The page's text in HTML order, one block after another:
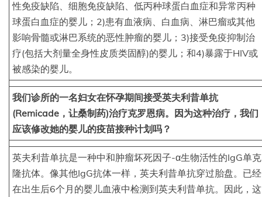
性免疫缺陷、细胞免疫缺陷、低丙种球蛋白血症和异常丙种
球蛋白血症的婴儿；2)患有血液病、白血病、淋巴瘤或其他
影响骨髓或淋巴系统的恶性肿瘤的婴儿；3)接受免疫抑制治
疗(包括大剂量全身性皮质类固醇)的婴儿；和4)暴露于HIV或
被感染的婴儿。
我们诊所的一名妇女在怀孕期间接受英夫利昔单抗
(Remicade，让桑制药)治疗克罗恩病。因为这种治疗，我们
应该修改她的婴儿的疫苗接种计划吗？
英夫利昔单抗是一种中和肿瘤坏死因子-α生物活性的IgG单克
隆抗体。像其他IgG抗体一样，英夫利昔单抗穿过胎盘。已经
在出生后6个月的婴儿血液中检测到英夫利昔单抗。因此，这